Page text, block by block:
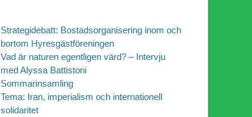
Strategidebatt: Bostadsorganisering inom och
bortom Hyresgästföreningen
Vad är naturen egentligen värd? – Intervju
med Alyssa Battistoni
Sommarinsamling
Tema: Iran, imperialism och internationell
solidaritet